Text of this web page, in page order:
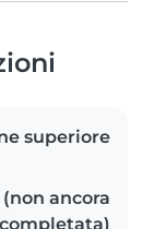
superiore
ancora
completata)